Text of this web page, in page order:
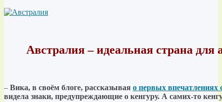
Австралия – идеальная страна для
– Вика, в своём блоге, рассказывая о первых впечатлениях
видела знаки, предупреждающие о кенгуру. А самих-то